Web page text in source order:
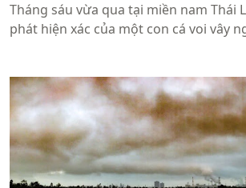
Tháng sáu vừa qua tại miền nam Thái
phát hiện xác của một con cá voi vây